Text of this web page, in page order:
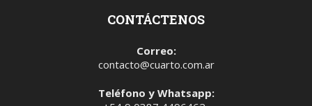
CONTÁCTENOS
Correo:
contacto@cuarto.com.ar
Teléfono y Whatsapp: